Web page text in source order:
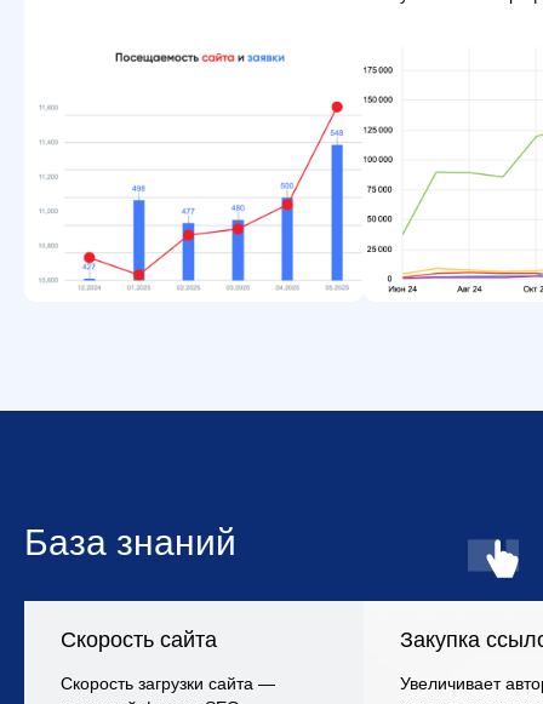
База знаний
Скорость сайта
Скорость загрузки сайта —
Закупка
Увеличивает